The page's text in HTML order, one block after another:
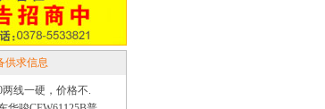
供求信息
两线一硬，价格不.